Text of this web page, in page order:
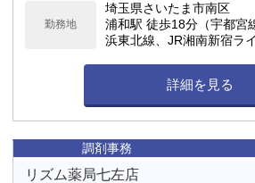
勤務地
埼玉県さいたま市南区
浦和駅 徒歩18分（宇都宮
浜東北線、JR湘南新宿ラ
詳細を見る
調剤事務
リズム薬局七左店